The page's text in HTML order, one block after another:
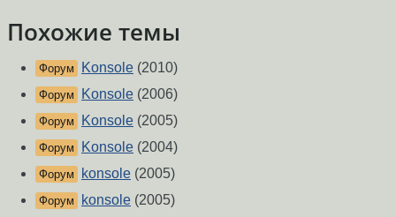
Похожие темы
Форум Konsole (2010)
Форум Konsole (2006)
Форум Konsole (2005)
Форум Konsole (2004)
Форум konsole (2005)
Форум konsole (2005)